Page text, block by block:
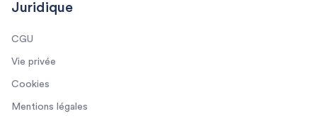
Juridique
CGU
Vie privée
Cookies
Mentions légales